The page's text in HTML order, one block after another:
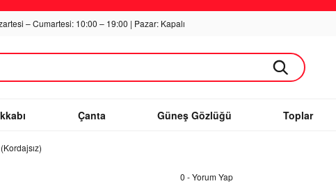
– Cumartesi: 10:00 – 19:00 | Pazar: Kapalı
Çanta Güneş Gözlüğü Toplar
0 - Yorum Yap